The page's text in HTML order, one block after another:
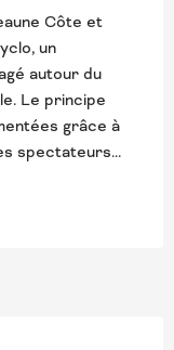
Côte et
un
autour du
Le principe
grâce à
spectateurs...